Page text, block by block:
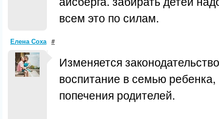
всем это по силам.
Елена Соха #
Изменяется
воспитание в семью ребенка,
попечения родителей.